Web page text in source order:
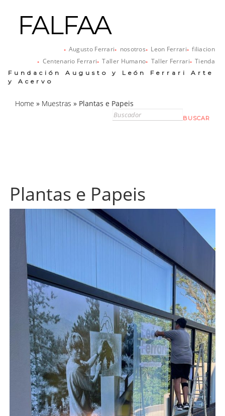
FALFAA
Augusto Ferrari nosotros Leon Ferrari
filiacion
Centenario Ferrari
Taller Humano Taller Ferrari Tienda
Fundación Augusto y León Ferrari Arte
y Acervo
Home » Muestras » Plantas e Papeis
Plantas e Papeis